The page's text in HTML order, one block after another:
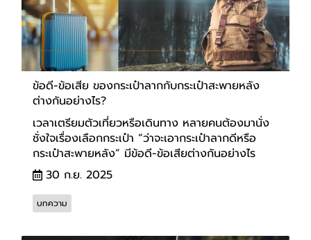
ข้อดี-ข้อเสีย ของกระเป๋าลากกับกระเป๋าสะพายหลัง
ต่างกันอย่างไร?
เวลาเตรียมตัวเที่ยวหรือเดินทาง หลายคนต้องมานั่ง
ชั่งใจเรื่องเลือกกระเป๋า “ว่าจะเอากระเป๋าลากดีหรือ
กระเป๋าสะพายหลัง” มีข้อดี-ข้อเสียต่างกันอย่างไร
30 ก.ย. 2025
บทความ